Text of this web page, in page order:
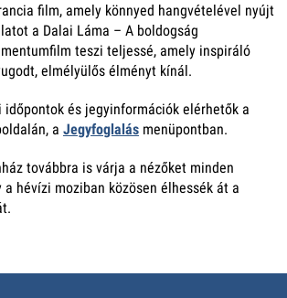
film, amely könnyed hangvételével nyújt
a Dalai Láma – A boldogság
teszi teljessé, amely inspiráló
elmélyülős élményt kínál.
és jegyinformációk elérhetők a
a Jegyfoglalás menüpontban.
továbbra is várja a nézőket minden
a hévízi moziban közösen élhessék át a